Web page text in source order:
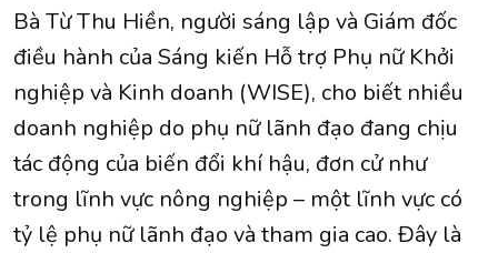
Bà Từ Thu Hiền, người sáng lập và Giám đốc
điều hành của Sáng kiến Hỗ trợ Phụ nữ Khởi
nghiệp và Kinh doanh (WISE), cho biết nhiều
doanh nghiệp do phụ nữ lãnh đạo đang chịu
tác động của biến đổi khí hậu, đơn cử như
trong lĩnh vực nông nghiệp – một lĩnh vực có
tỷ lệ phụ nữ lãnh đạo và tham gia cao. Đây là